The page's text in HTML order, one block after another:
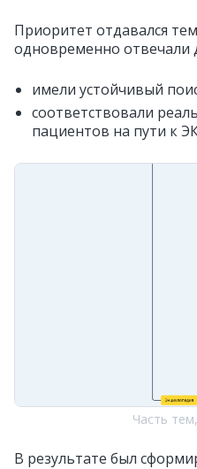
Приоритет отдавался
одновременно отвечали
имели устойчивый
соответствовали
пациентов на пути к
Часть
В результате был